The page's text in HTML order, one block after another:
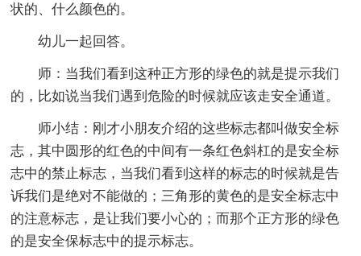
状的、什么颜色的。
幼儿一起回答。
师：当我们看到这种正方形的绿色的就是提示我们
的，比如说当我们遇到危险的时候就应该走安全通道。
师小结：刚才小朋友介绍的这些标志都叫做安全标
志，其中圆形的红色的中间有一条红色斜杠的是安全标
志中的禁止标志，当我们看到这样的标志的时候就是告
诉我们是绝对不能做的；三角形的黄色的是安全标志中
的注意标志，是让我们要小心的；而那个正方形的绿色
的是安全保标志中的提示标志。